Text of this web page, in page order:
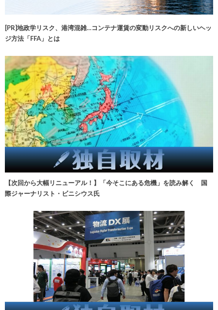
[PR]地政学リスク、港湾混雑…コンテナ運賃の変動リスクへの新しいヘッ
ジ方法「FFA」とは
【次回から大幅リニューアル！】「今そこにある危機」を読み解く 国
際ジャーナリスト・ビニシウス氏